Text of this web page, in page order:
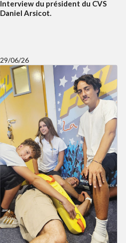
Interview du président du CVS
Daniel Arsicot.
29/06/26